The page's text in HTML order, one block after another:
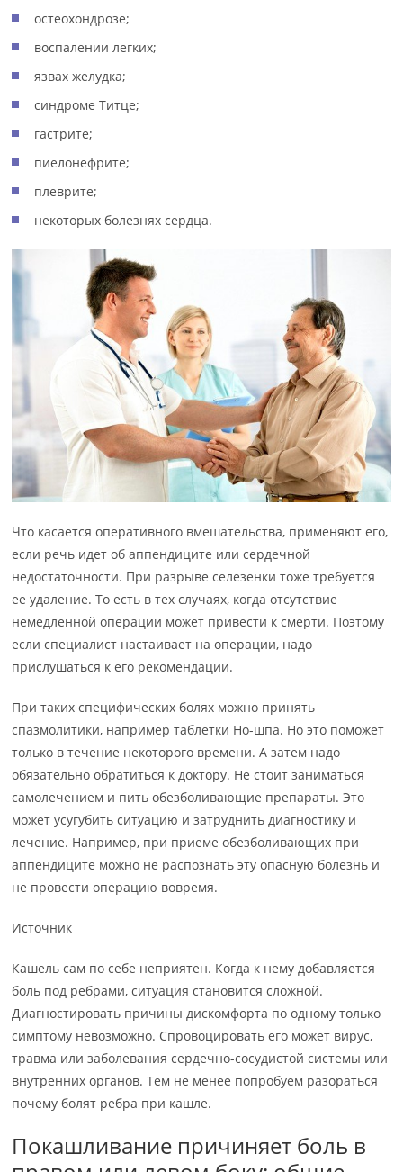
остеохондрозе;
воспалении легких;
язвах желудка;
синдроме Титце;
гастрите;
пиелонефрите;
плеврите;
некоторых болезнях сердца.
Что касается оперативного вмешательства, применяют его,
если речь идет об аппендиците или сердечной
недостаточности. При разрыве селезенки тоже требуется
ее удаление. То есть в тех случаях, когда отсутствие
немедленной операции может привести к смерти. Поэтому
если специалист настаивает на операции, надо
прислушаться к его рекомендации.
При таких специфических болях можно принять
спазмолитики, например таблетки Но-шпа. Но это поможет
только в течение некоторого времени. А затем надо
обязательно обратиться к доктору. Не стоит заниматься
самолечением и пить обезболивающие препараты. Это
может усугубить ситуацию и затруднить диагностику и
лечение. Например, при приеме обезболивающих при
аппендиците можно не распознать эту опасную болезнь и
не провести операцию вовремя.
Источник
Кашель сам по себе неприятен. Когда к нему добавляется
боль под ребрами, ситуация становится сложной.
Диагностировать причины дискомфорта по одному только
симптому невозможно. Спровоцировать его может вирус,
травма или заболевания сердечно-сосудистой системы или
внутренних органов. Тем не менее попробуем разораться
почему болят ребра при кашле.
Покашливание причиняет боль в